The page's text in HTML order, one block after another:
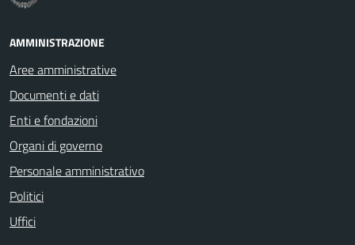
AMMINISTRAZIONE
Aree amministrative
Documenti e dati
Enti e fondazioni
Organi di governo
Personale amministrativo
Politici
Uffici